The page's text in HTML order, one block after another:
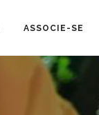
ASSOCIE-SE